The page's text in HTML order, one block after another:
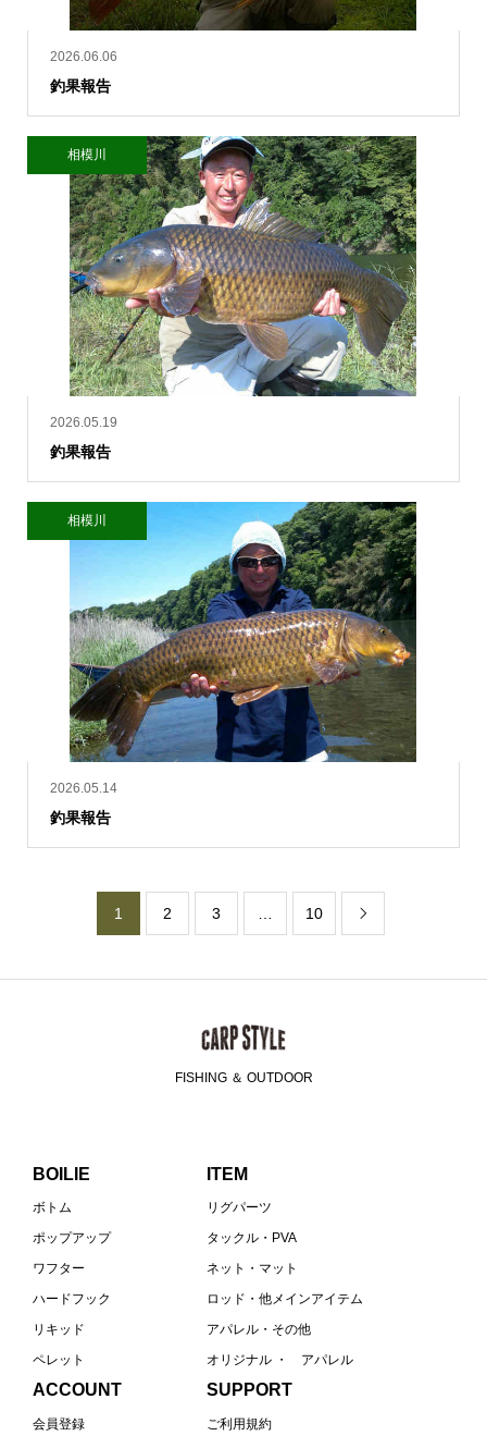
2026.06.06
釣果報告
2026.05.19
釣果報告
相模川
2026.05.14
釣果報告
相模川
1 2 3 … 10 
FISHING ＆ OUTDOOR
BOILIE
ボトム
ポップアップ
ワフター
ハードフック
リキッド
ペレット
ITEM
リグパーツ
タックル・PVA
ネット・マット
ロッド・他メインアイテム
アパレル・その他
オリジナル ・ アパレル
ACCOUNT
会員登録
SUPPORT
ご利用規約